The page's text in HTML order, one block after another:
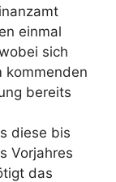
einmal
sich
kommenden
bereits
diese bis
Vorjahres
das